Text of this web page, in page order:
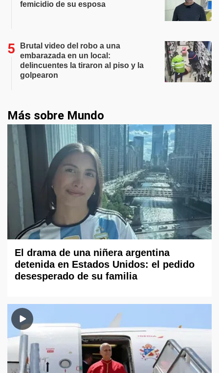
femicidio de su esposa
Brutal video del robo a una
embarazada en un local:
delincuentes la tiraron al piso y la
golpearon
Más sobre Mundo
El drama de una niñera argentina
detenida en Estados Unidos: el pedido
desesperado de su familia